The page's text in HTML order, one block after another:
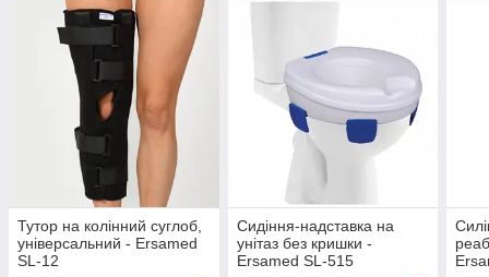
Тутор на колінний суглоб,
універсальний - Ersamed
SL-12
Сидіння-надставка на
унітаз без кришки -
Ersamed SL-515